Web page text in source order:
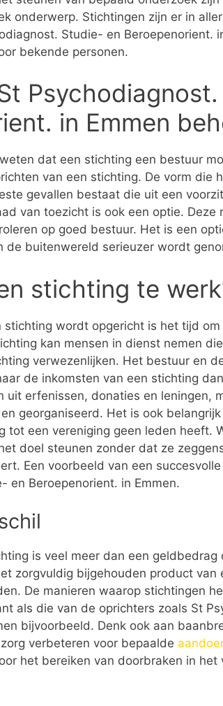
onderwerp. Stichtingen zijn er in
Studie- en Beroepenorient.
bekende personen.
in Emmen
dat een stichting een bestuur
van een stichting. De vorm die
gevallen bestaat die uit een
van toezicht is ook een optie.
op goed bestuur. Het is een
de buitenwereld serieuzer wordt
stichting te
wordt opgericht is het tijd
kan mensen in dienst nemen
verwezenlijken. Het bestuur en
de inkomsten van een stichting
uit erfenissen, donaties en leningen,
georganiseerd. Het is ook
tot een vereniging geen leden heeft.
doel steunen zonder dat ze
Een voorbeeld van een
en Beroepenorient. in Emmen.
is veel meer dan een
zorgvuldig bijgehouden product van
De manieren waarop stichtingen
als die van de oprichters zoals St
bijvoorbeeld. Denk ook aan
verbeteren voor bepaalde
het bereiken van doorbraken in het